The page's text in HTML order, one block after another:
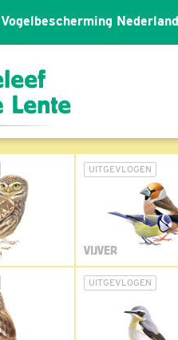
Vogelbescherming Nederland
UITGEVLOGEN
VIJVER
UITGEVLOGEN